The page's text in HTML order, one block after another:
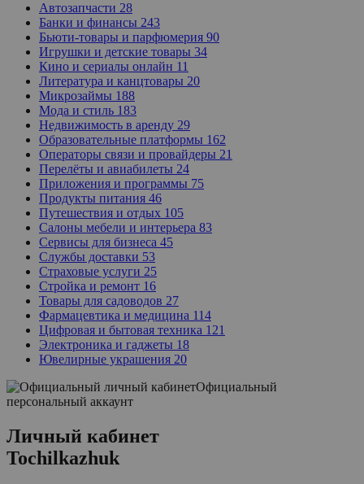
Автозапчасти 28
Банки и финансы 243
Бьюти-товары и парфюмерия 90
Игрушки и детские товары 34
Кино и сериалы онлайн 11
Литература и канцтовары 20
Микрозаймы 188
Мода и стиль 183
Недвижимость в аренду 29
Образовательные платформы 162
Операторы связи и провайдеры 21
Перелёты и авиабилеты 24
Приложения и программы 75
Продукты питания 46
Путешествия и отдых 105
Салоны мебели и интерьера 83
Сервисы для бизнеса 45
Службы доставки 53
Страховые услуги 25
Стройка и ремонт 16
Товары для садоводов 27
Фармацевтика и медицина 114
Цифровая и бытовая техника 121
Электроника и гаджеты 18
Ювелирные украшения 20
Официальный
персональный аккаунт
Личный кабинет
Tochilkazhuk